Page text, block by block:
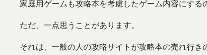
家庭用ゲームも攻略本を考慮したゲーム内容にする
ただ、一点思うことがあります。
それは、一般の人の攻略サイトが攻略本の売れ行き